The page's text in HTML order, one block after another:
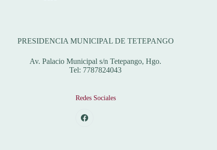
PRESIDENCIA MUNICIPAL DE TETEPANGO
Av. Palacio Municipal s/n Tetepango, Hgo.
Tel: 7787824043
Redes Sociales